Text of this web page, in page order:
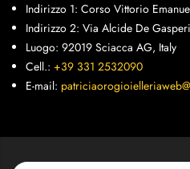
Indirizzo 1: Corso Vittorio
Indirizzo 2: Via Alcide De
Luogo: 92019 Sciacca AG, Italy
Cell.: +39 331 2532090
E-mail: